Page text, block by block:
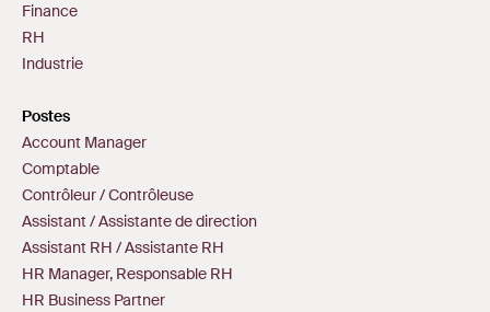
Finance
RH
Industrie
Postes
Account Manager
Comptable
Contrôleur / Contrôleuse
Assistant / Assistante de direction
Assistant RH / Assistante RH
HR Manager, Responsable RH
HR Business Partner